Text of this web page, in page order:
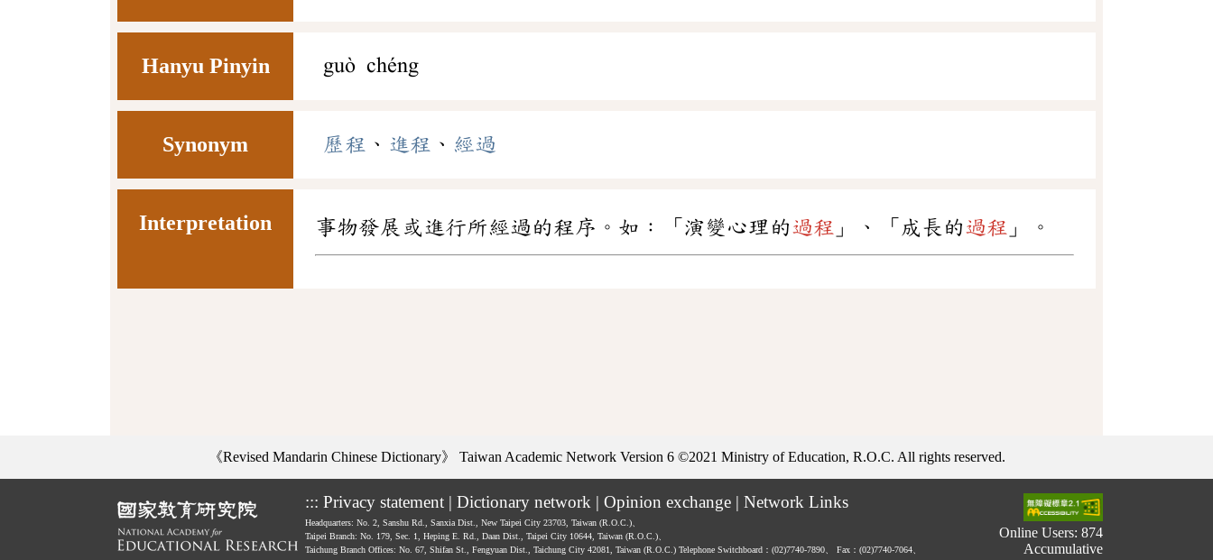
Hanyu Pinyin guò chéng
Synonym 歷程 、 進程 、 經過
Interpretation 事物發展或進行所經過的程序。如：「演變心理的過程 」、「成長的過程 」。
《Revised Mandarin Chinese Dictionary》 Taiwan Academic Network Version 6 ©2021 Ministry of Education, R.O.C. All rights reserved.
::: Privacy statement | Dictionary network | Opinion exchange | Network Links
Headquarters: No. 2, Sanshu Rd., Sanxia Dist., New Taipei City 23703, Taiwan (R.O.C.)、
Taipei Branch: No. 179, Sec. 1, Heping E. Rd., Daan Dist., Taipei City 10644, Taiwan (R.O.C.)、
Taichung Branch Offices: No. 67, Shifan St., Fengyuan Dist., Taichung City 42081, Taiwan (R.O.C.) Telephone Switchboard：(02)7740-7890、
Fax：(02)7740-7064、
Online Users: 874
Accumulative